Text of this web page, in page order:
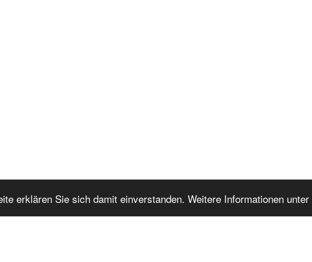
erklären Sie sich damit einverstanden. Weitere Informationen unter